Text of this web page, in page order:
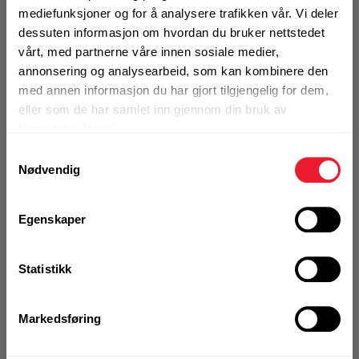
mediefunksjoner og for å analysere trafikken vår. Vi deler
dessuten informasjon om hvordan du bruker nettstedet
vårt, med partnerne våre innen sosiale medier,
annonsering og analysearbeid, som kan kombinere den
med annen informasjon du har gjort tilgjengelig for dem,
eller som de har samlet inn gjennom din bruk av
Nødvendig
Egenskaper
Statistikk
Markedsføring
Logg inn eller
registrer deg for å
se din avtalepris
KJØP
Handleliste
Art.nr. 32203314